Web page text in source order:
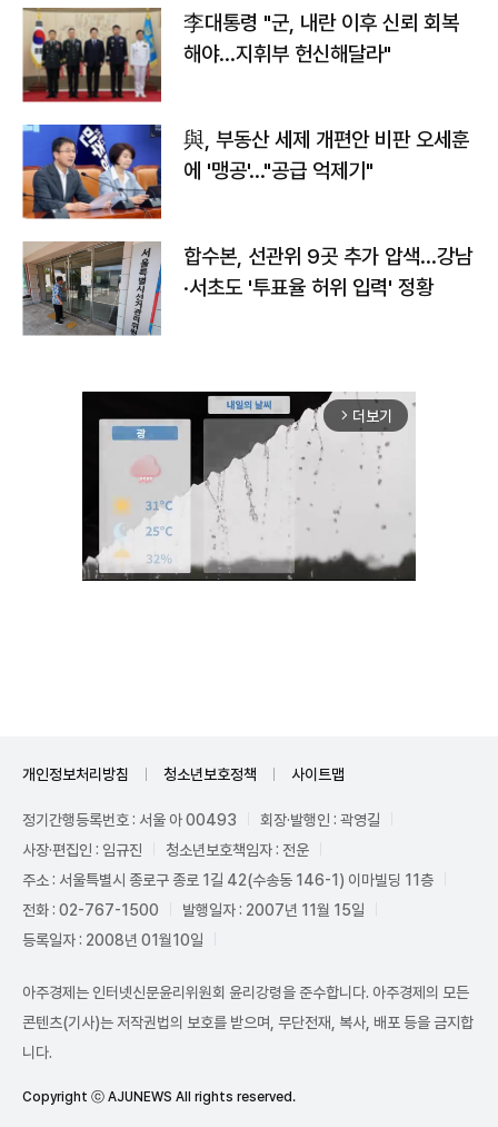
李대통령 "군, 내란 이후 신뢰 회복
해야…지휘부 헌신해달라"
與, 부동산 세제 개편안 비판 오세훈
에 '맹공'…"공급 억제기"
합수본, 선관위 9곳 추가 압색…강남
·서초도 '투표율 허위 입력' 정황
arrow_forward_ios 더보기
개인정보처리방침 청소년보호정책 사이트맵
정기간행등록번호 : 서울 아 00493
회장·발행인 : 곽영길
사장·편집인 : 임규진
청소년보호책임자 : 전운
주소 : 서울특별시 종로구 종로 1길 42(수송동 146-1) 이마빌딩 11층
전화 : 02-767-1500
발행일자 : 2007년 11월 15일
등록일자 : 2008년 01월10일
아주경제는 인터넷신문윤리위원회 윤리강령을 준수합니다. 아주경제의 모든
콘텐츠(기사)는 저작권법의 보호를 받으며, 무단전재, 복사, 배포 등을 금지합
니다.
Copyright ⓒ AJUNEWS All rights reserved.